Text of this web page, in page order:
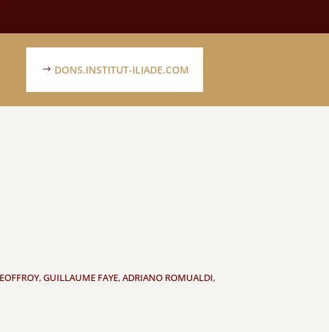
DONS.INSTITUT-ILIADE.COM
,GUILLAUME FAYE,ADRIANO ROMUALDI,